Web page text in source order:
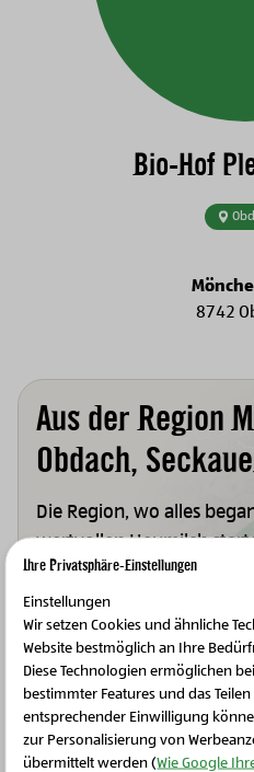
Bio-Hof
8742
Aus der Region
Obdach,
Die Region, wo alles
wertvollen Heumilch
Jahr 2006 mit einigen
und -Bauern. Noch heute
BIO-Heumilchprodukte
Zur Region
Ihre Privatsphäre-Einstellungen
Einstellungen
Wir setzen Cookies und ähnliche
Website bestmöglich an Ihre
Diese Technologien ermöglichen
bestimmter Features und das
entsprechender Einwilligung
zur Personalisierung von
übermittelt werden (Wie Google